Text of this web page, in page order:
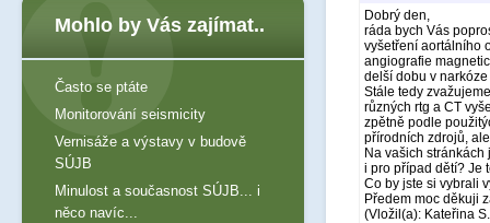
Dobrý den,
ráda bych Vás
vyšetření aortálního
angiografie
delší dobu v
Stále tedy
různých rtg a CT
zpětně podle
přírodních zdrojů,
Na vašich
i pro případ dětí? Je
Co by jste si vybrali
Předem moc děkuji
(Vložil(a): Kateřina
Mohlo by Vás zajímat..
Často se ptáte
Monitorování seismicity
Vernisáže a výstavy v budově
SÚJB
Minulost a současnost SÚJB... i
něco navíc...